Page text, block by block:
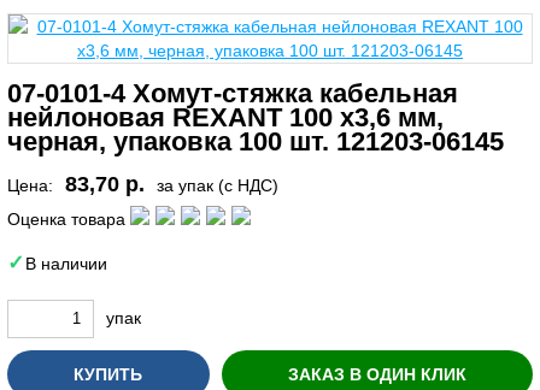
07-0101-4 Хомут-стяжка кабельная
нейлоновая REXANT 100 x3,6 мм,
черная, упаковка 100 шт. 121203-06145
Цена: 83,70 р.
за упак (с НДС)
Оценка товара
В наличии
упак
КУПИТЬ ЗАКАЗ В ОДИН КЛИК